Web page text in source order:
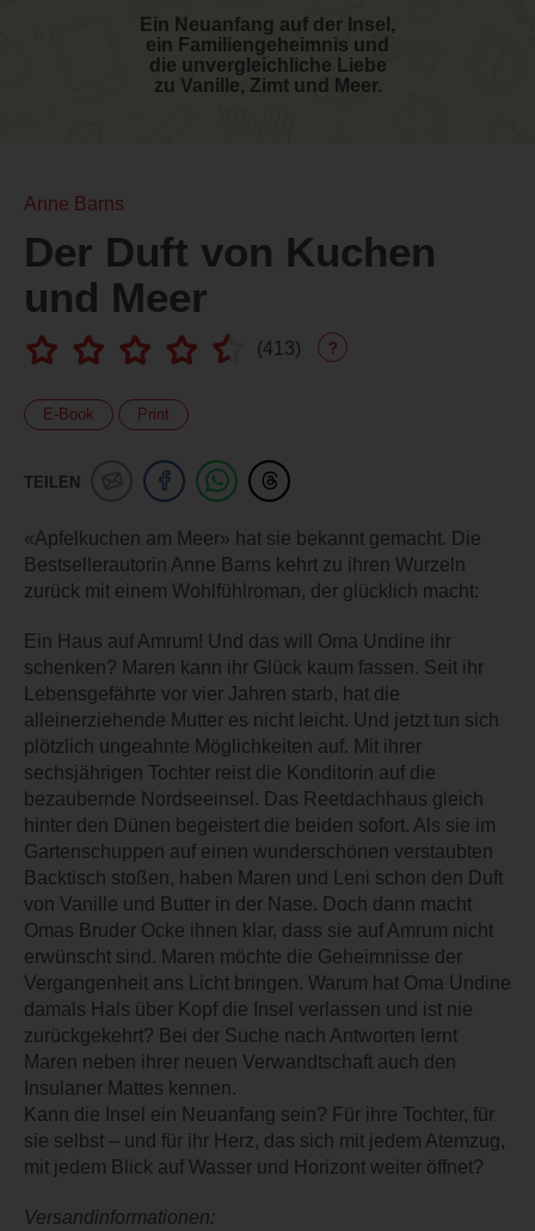
Ein Neuanfang auf der Insel,
ein Familiengeheimnis und
die unvergleichliche Liebe
zu Vanille, Zimt und Meer.
Anne Barns
Der Duft von Kuchen
und Meer
(413) ?
E-Book Print
TEILEN
«Apfelkuchen am Meer» hat sie bekannt gemacht. Die
Bestsellerautorin Anne Barns kehrt zu ihren Wurzeln
zurück mit einem Wohlfühlroman, der glücklich macht:
Ein Haus auf Amrum! Und das will Oma Undine ihr
schenken? Maren kann ihr Glück kaum fassen. Seit ihr
Lebensgefährte vor vier Jahren starb, hat die
alleinerziehende Mutter es nicht leicht. Und jetzt tun sich
plötzlich ungeahnte Möglichkeiten auf. Mit ihrer
sechsjährigen Tochter reist die Konditorin auf die
bezaubernde Nordseeinsel. Das Reetdachhaus gleich
hinter den Dünen begeistert die beiden sofort. Als sie im
Gartenschuppen auf einen wunderschönen verstaubten
Backtisch stoßen, haben Maren und Leni schon den Duft
von Vanille und Butter in der Nase. Doch dann macht
Omas Bruder Ocke ihnen klar, dass sie auf Amrum nicht
erwünscht sind. Maren möchte die Geheimnisse der
Vergangenheit ans Licht bringen. Warum hat Oma Undine
damals Hals über Kopf die Insel verlassen und ist nie
zurückgekehrt? Bei der Suche nach Antworten lernt
Maren neben ihrer neuen Verwandtschaft auch den
Insulaner Mattes kennen.
Kann die Insel ein Neuanfang sein? Für ihre Tochter, für
sie selbst – und für ihr Herz, das sich mit jedem Atemzug,
mit jedem Blick auf Wasser und Horizont weiter öffnet?
Versandinformationen: